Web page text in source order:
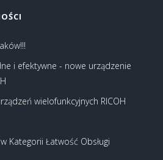
i efektywne - nowe urządzenie
wielofunkcyjnych RICOH
Kategorii Łatwość Obsługi